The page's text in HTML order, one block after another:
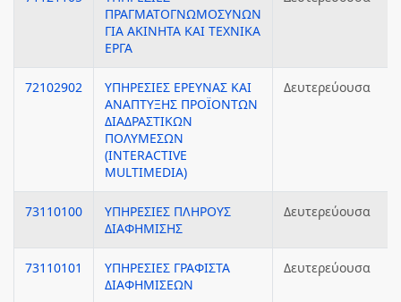
ΠΡΑΓΜΑΤΟΓΝΩΜΟΣΥΝΩΝ
ΓΙΑ ΑΚΙΝΗΤΑ ΚΑΙ ΤΕΧΝΙΚΑ
ΕΡΓΑ
72102902
ΥΠΗΡΕΣΙΕΣ ΕΡΕΥΝΑΣ ΚΑΙ
ΑΝΑΠΤΥΞΗΣ ΠΡΟΪΟΝΤΩΝ
ΔΙΑΔΡΑΣΤΙΚΩΝ
ΠΟΛΥΜΕΣΩΝ
(INTERACTIVE
MULTIMEDIA)
Δευτερεύουσα
73110100
ΥΠΗΡΕΣΙΕΣ ΠΛΗΡΟΥΣ
ΔΙΑΦΗΜΙΣΗΣ
Δευτερεύουσα
73110101
ΥΠΗΡΕΣΙΕΣ ΓΡΑΦΙΣΤΑ
ΔΙΑΦΗΜΙΣΕΩΝ
Δευτερεύουσα